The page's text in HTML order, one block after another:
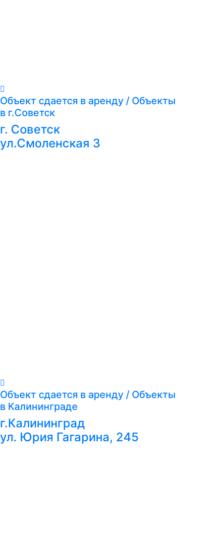
Объект сдается в аренду / Объекты
в г.Советск
г. Советск
ул.Смоленская 3
Объект сдается в аренду / Объекты
в Калининграде
г.Калининград
ул. Юрия Гагарина, 245